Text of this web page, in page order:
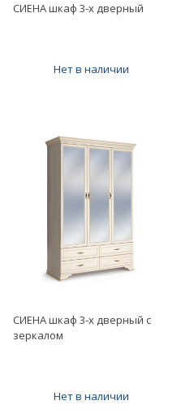
СИЕНА шкаф 3-х дверный
Нет в наличии
СИЕНА шкаф 3-х дверный с
зеркалом
Нет в наличии